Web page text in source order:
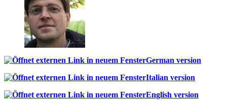
German version
Italian version
English version